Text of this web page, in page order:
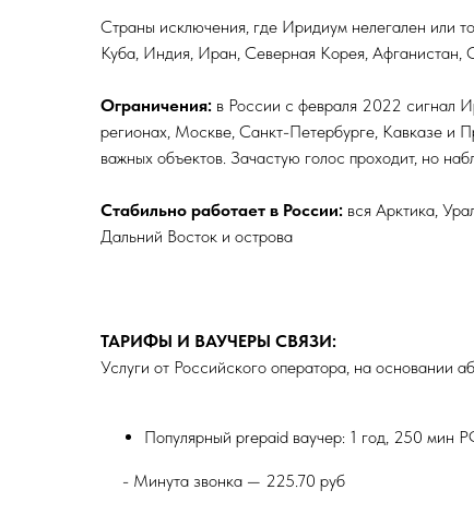
Страны исключения, где Иридиум нелегален или
Куба, Индия, Иран, Северная Корея, Афганистан,
Ограничения: в России с февраля 2022 сигнал
регионах, Москве, Санкт-Петербурге, Кавказе и
важных объектов. Зачастую голос проходит, но
Стабильно работает в России: вся Арктика,
Дальний Восток и острова
ТАРИФЫ И ВАУЧЕРЫ СВЯЗИ:
Услуги от Российского оператора, на
Популярный prepaid ваучер: 1 год, 250 мин
- Минута звонка — 225.70 руб